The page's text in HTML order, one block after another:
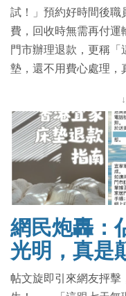
試！」預約好時間後職
費，回收時無需再付運
門市辦理退款，更稱
墊，還不用費心處理，
網民炮轟：
光明，真是
帖文旋即引來網友抨擊